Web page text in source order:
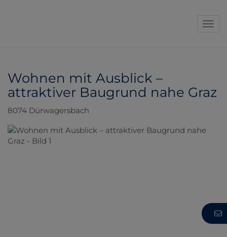
Wohnen mit Ausblick –
attraktiver Baugrund nahe Graz
8074 Dürwagersbach